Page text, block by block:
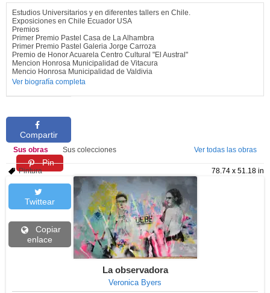
Estudios Universitarios y en diferentes tallers en Chile.
Exposiciones en Chile Ecuador USA
Premios
Primer Premio Pastel Casa de La Alhambra
Primer Premio Pastel Galeria Jorge Carroza
Premio de Honor Acuarela Centro Cultural "El Austral"
Mencion Honrosa Municipalidad de Vitacura
Mencio Honrosa Municipalidad de Valdivia
Ver biografía completa
Compartir
Pin
Twittear
Copiar
enlace
Sus obras Sus colecciones Ver todas las obras
78.74 x 51.18 in
Pintura
La observadora
Veronica Byers